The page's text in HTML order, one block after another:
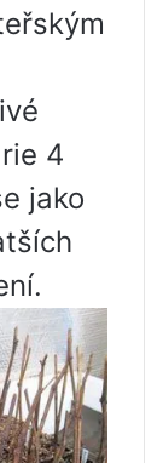
4
jako